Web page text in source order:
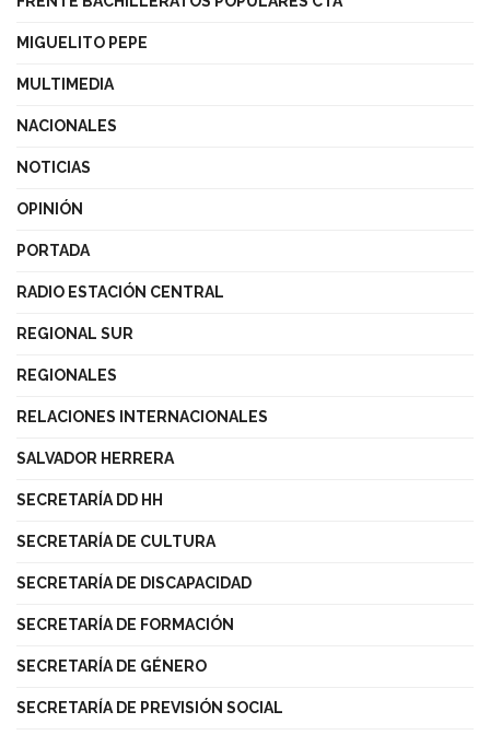
MIGUELITO PEPE
MULTIMEDIA
NACIONALES
NOTICIAS
OPINIÓN
PORTADA
RADIO ESTACIÓN CENTRAL
REGIONAL SUR
REGIONALES
RELACIONES INTERNACIONALES
SALVADOR HERRERA
SECRETARÍA DD HH
SECRETARÍA DE CULTURA
SECRETARÍA DE DISCAPACIDAD
SECRETARÍA DE FORMACIÓN
SECRETARÍA DE GÉNERO
SECRETARÍA DE PREVISIÓN SOCIAL